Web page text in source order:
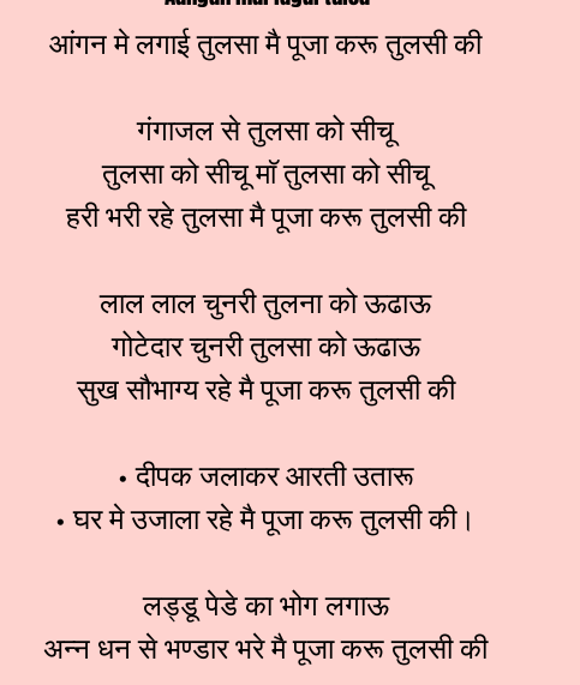
आंगन मे लगाई तुलसा मै पूजा करू तुलसी की
गंगाजल से तुलसा को सीचू
तुलसा को सीचू माॅ तुलसा को सीचू
हरी भरी रहे तुलसा मै पूजा करू तुलसी की
लाल लाल चुनरी तुलना को ऊढाऊ
गोटेदार चुनरी तुलसा को ऊढाऊ
सुख सौभाग्य रहे मै पूजा करू तुलसी की
• दीपक जलाकर आरती उतारू
• घर मे उजाला रहे मै पूजा करू तुलसी की।
लड्डू पेडे का भोग लगाऊ
अन्न धन से भण्डार भरे मै पूजा करू तुलसी की